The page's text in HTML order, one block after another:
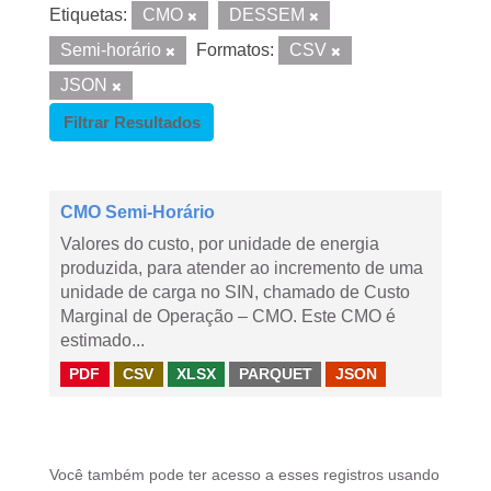
Etiquetas: CMO
DESSEM
Semi-horário
Formatos:
CSV
JSON
Filtrar Resultados
CMO Semi-Horário
Valores do custo, por unidade de energia
produzida, para atender ao incremento de uma
unidade de carga no SIN, chamado de Custo
Marginal de Operação – CMO. Este CMO é
estimado...
PDF CSV XLSX PARQUET JSON
Você também pode ter acesso a esses registros usando